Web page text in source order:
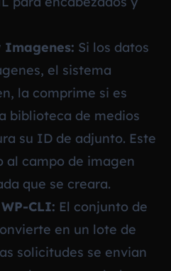
Imagenes: Si los datos
el sistema
la comprime si es
biblioteca de medios
su ID de adjunto. Este
al campo de imagen
que se creara.
CLI: El conjunto de
en un lote de
solicitudes se envian